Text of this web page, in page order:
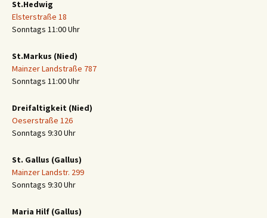
St.Hedwig
Elsterstraße 18
Sonntags 11:00 Uhr
St.Markus (Nied)
Mainzer Landstraße 787
Sonntags 11:00 Uhr
Dreifaltigkeit (Nied)
Oeserstraße 126
Sonntags 9:30 Uhr
St. Gallus (Gallus)
Mainzer Landstr. 299
Sonntags 9:30 Uhr
Maria Hilf (Gallus)